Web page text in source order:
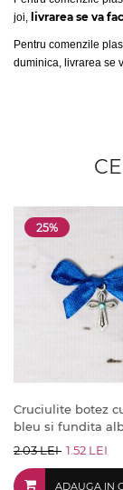
joi, livrarea se va
Pentru comenzile
duminica, livrarea se
25%
Cruciulite botez
bleu si fundita
2.03 LEI 1.52 LEI
ADAUGA IN